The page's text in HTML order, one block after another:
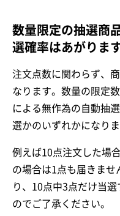
数量限定の抽選商
選確率はあがりま
注文点数に関わらず、
なります。数量の限定
による無作為の自動抽
選かのいずれかになりま
例えば10点注文した場
の場合は1点も届きませ
り、10点中3点だけ当
のでご了承ください。